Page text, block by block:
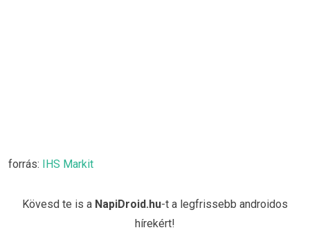
forrás: IHS Markit
Kövesd te is a NapiDroid.hu-t a legfrissebb androidos
hírekért!